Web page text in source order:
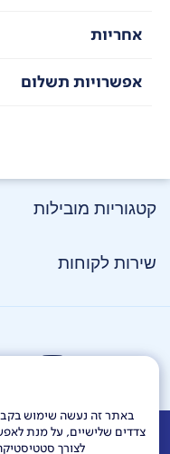
צדדים שלישיים, על מנת
לצורך
ומסלקים ריחות לא
מנוע עוצמתי בתא
זרימת אוויר חזקה
האוויר הדחוס מסיר
נזקי חום ושומר על
אחריות
אפשרויות תשלום
קטגוריות מובילות
שירות לקוחות
אודות דרושים צור קשר